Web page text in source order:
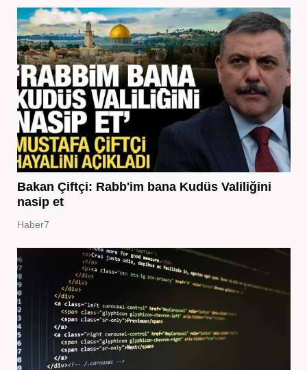
Bakan Çiftçi: Rabb'im bana Kudüs Valiliğini
nasip et
Haber7